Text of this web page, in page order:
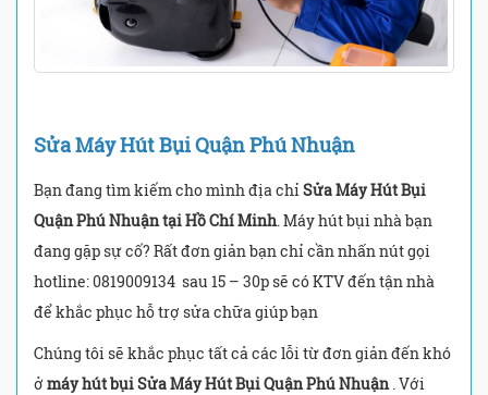
Sửa Máy Hút Bụi Quận Phú Nhuận
Bạn đang tìm kiếm cho mình địa chỉ Sửa Máy Hút Bụi
Quận Phú Nhuận tại Hồ Chí Minh . Máy hút bụi nhà bạn
đang gặp sự cố? Rất đơn giản bạn chỉ cần nhấn nút gọi
hotline: 0819009134 sau 15 – 30p sẽ có KTV đến tận nhà
để khắc phục hỗ trợ sửa chữa giúp bạn
Chúng tôi sẽ khắc phục tất cả các lỗi từ đơn giản đến khó
ở máy hút bụi Sửa Máy Hút Bụi Quận Phú Nhuận . Với